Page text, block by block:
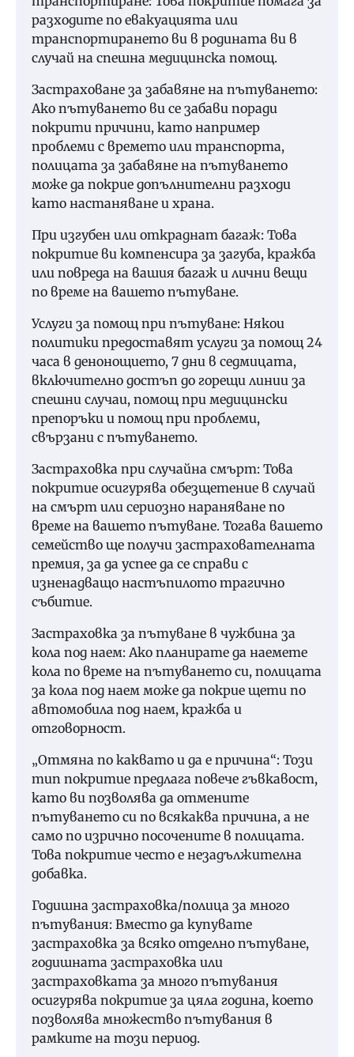
разходите по евакуацията или
транспортирането ви в родината ви в
случай на спешна медицинска помощ.
Застраховане за забавяне на пътуването:
Ако пътуването ви се забави поради
покрити причини, като например
проблеми с времето или транспорта,
полицата за забавяне на пътуването
може да покрие допълнителни разходи
като настаняване и храна.
При изгубен или откраднат багаж: Това
покритие ви компенсира за загуба, кражба
или повреда на вашия багаж и лични вещи
по време на вашето пътуване.
Услуги за помощ при пътуване: Някои
политики предоставят услуги за помощ 24
часа в денонощието, 7 дни в седмицата,
включително достъп до горещи линии за
спешни случаи, помощ при медицински
препоръки и помощ при проблеми,
свързани с пътуването.
Застраховка при случайна смърт: Това
покритие осигурява обезщетение в случай
на смърт или сериозно нараняване по
време на вашето пътуване. Тогава вашето
семейство ще получи застрахователната
премия, за да успее да се справи с
изненадващо настъпилото трагично
събитие.
Застраховка за пътуване в чужбина за
кола под наем: Ако планирате да наемете
кола по време на пътуването си, полицата
за кола под наем може да покрие щети по
автомобила под наем, кражба и
отговорност.
„Отмяна по каквато и да е причина“: Този
тип покритие предлага повече гъвкавост,
като ви позволява да отмените
пътуването си по всякаква причина, а не
само по изрично посочените в полицата.
Това покритие често е незадължителна
добавка.
Годишна застраховка/полица за много
пътувания: Вместо да купувате
застраховка за всяко отделно пътуване,
годишната застраховка или
застраховката за много пътувания
осигурява покритие за цяла година, което
позволява множество пътувания в
рамките на този период.